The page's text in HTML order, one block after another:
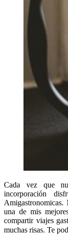
Cada vez que
incorporación
Amigastronomicas.
una de mis
compartir viajes
muchas risas. Te